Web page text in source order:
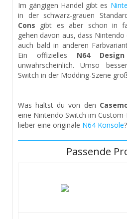
Im gängigen Handel gibt es
in der schwarz-grauen
Cons gibt es aber schon in
gehen davon aus, dass
auch bald in anderen
Ein offizielles N64 Design
unwahrscheinlich. Umso
Switch in der Modding-Szene
Was hältst du von den
eine Nintendo Switch im
lieber eine originale N64 Konsole?
Passende